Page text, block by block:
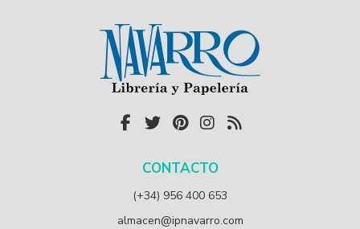
CONTACTO
(+34) 956 400 653
almacen@ipnavarro.com